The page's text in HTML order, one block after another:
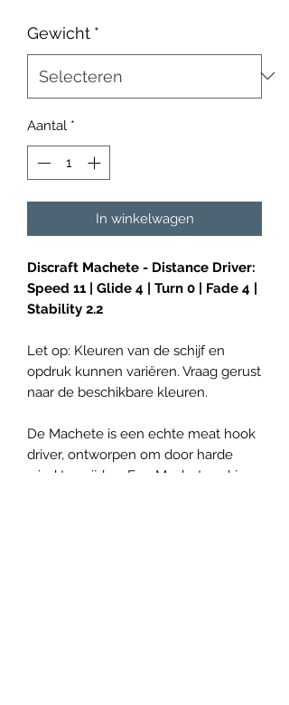
Gewicht *
Aantal *
In winkelwagen
Discraft Machete - Distance Driver:
Speed 11 | Glide 4 | Turn 0 | Fade 4 |
Stability 2.2
Let op: Kleuren van de schijf en
opdruk kunnen variëren. Vraag gerust
naar de beschikbare kleuren.
De Machete is een echte meat hook
driver, ontworpen om door harde
wind te snijden. Een Machete zal je